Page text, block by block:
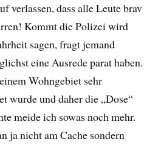
verlassen, dass alle Leute brav
Kommt die Polizei wird
sagen, fragt jemand
eine Ausrede parat haben.
Wohngebiet sehr
wurde und daher die „Dose“
meide ich sowas noch mehr.
ja nicht am Cache sondern